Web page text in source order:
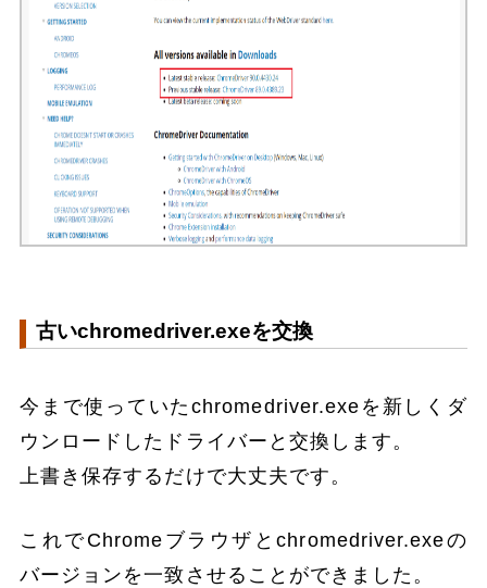
古いchromedriver.exeを交換
今まで使っていたchromedriver.exeを新しくダ
ウンロードしたドライバーと交換します。
上書き保存するだけで大丈夫です。
これでChromeブラウザとchromedriver.exeの
バージョンを一致させることができました。